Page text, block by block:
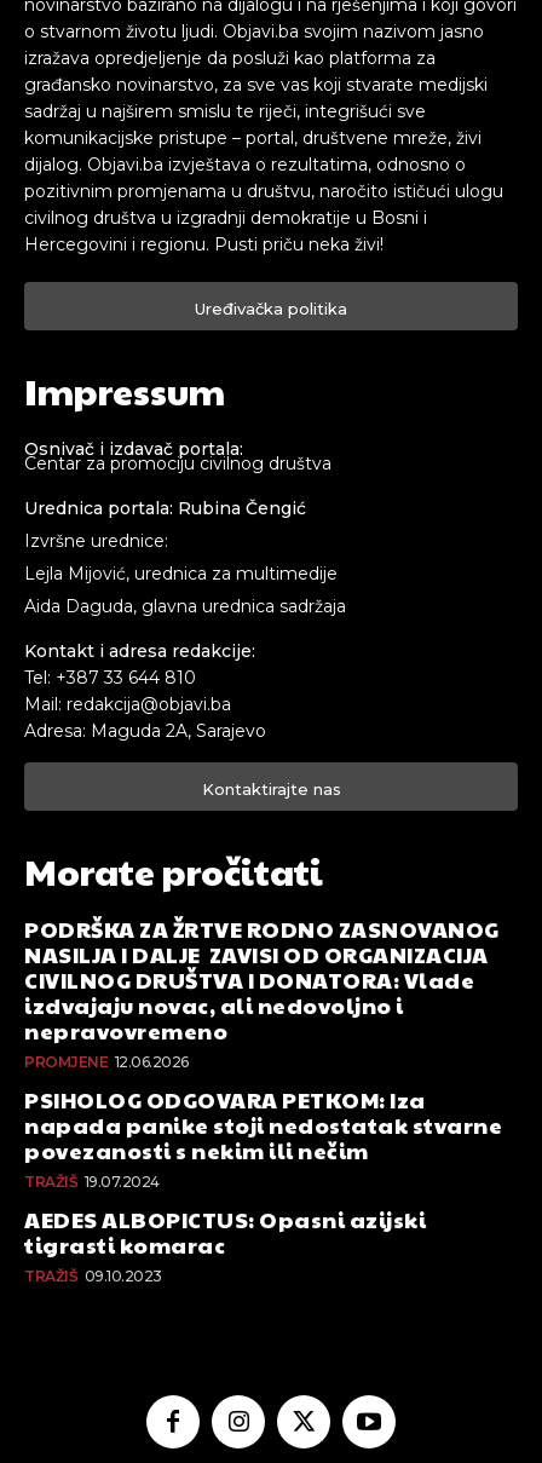
novinarstvo bazirano na dijalogu i na rješenjima i koji govori
o stvarnom životu ljudi. Objavi.ba svojim nazivom jasno
izražava opredjeljenje da posluži kao platforma za
građansko novinarstvo, za sve vas koji stvarate medijski
sadržaj u najširem smislu te riječi, integrišući sve
komunikacijske pristupe – portal, društvene mreže, živi
dijalog. Objavi.ba izvještava o rezultatima, odnosno o
pozitivnim promjenama u društvu, naročito ističući ulogu
civilnog društva u izgradnji demokratije u Bosni i
Hercegovini i regionu. Pusti priču neka živi!
Uređivačka politika
Impressum
Osnivač i izdavač portala:
Centar za promociju civilnog društva
Urednica portala: Rubina Čengić
Izvršne urednice:
Lejla Mijović, urednica za multimedije
Aida Daguda, glavna urednica sadržaja
Kontakt i adresa redakcije:
Tel: +387 33 644 810
Mail: redakcija@objavi.ba
Adresa: Maguda 2A, Sarajevo
Kontaktirajte nas
Morate pročitati
PODRŠKA ZA ŽRTVE RODNO ZASNOVANOG
NASILJA I DALJE ZAVISI OD ORGANIZACIJA
CIVILNOG DRUŠTVA I DONATORA: Vlade
izdvajaju novac, ali nedovoljno i
nepravovremeno
PROMJENE 12.06.2026
PSIHOLOG ODGOVARA PETKOM: Iza
napada panike stoji nedostatak stvarne
povezanosti s nekim ili nečim
TRAŽIŠ 19.07.2024
AEDES ALBOPICTUS: Opasni azijski
tigrasti komarac
TRAŽIŠ 09.10.2023